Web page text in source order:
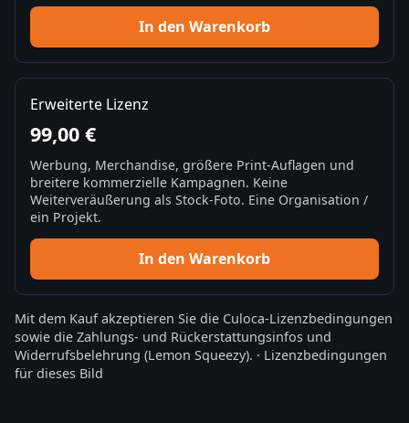
In den Warenkorb
Erweiterte Lizenz
99,00 €
Werbung, Merchandise, größere Print-Auflagen und
breitere kommerzielle Kampagnen. Keine
Weiterveräußerung als Stock-Foto. Eine Organisation /
ein Projekt.
In den Warenkorb
Mit dem Kauf akzeptieren Sie die Culoca-Lizenzbedingungen
sowie die Zahlungs- und Rückerstattungsinfos und
Widerrufsbelehrung (Lemon Squeezy). · Lizenzbedingungen
für dieses Bild